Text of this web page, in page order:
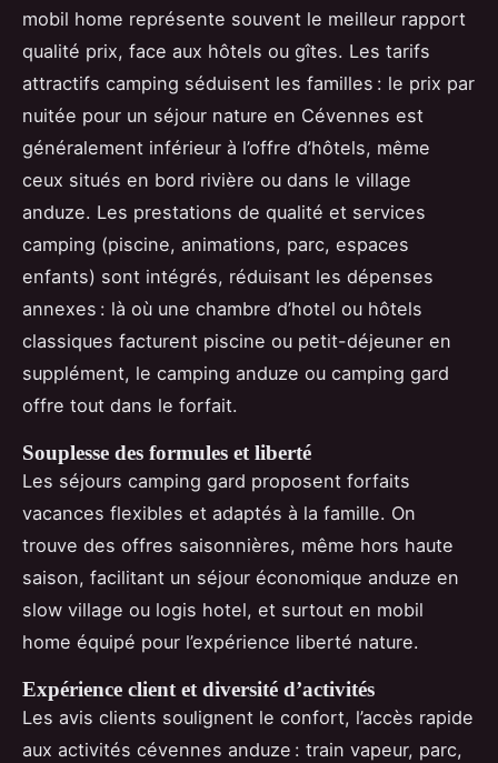
mobil home représente souvent le meilleur rapport
qualité prix, face aux hôtels ou gîtes. Les tarifs
attractifs camping séduisent les familles : le prix par
nuitée pour un séjour nature en Cévennes est
généralement inférieur à l’offre d’hôtels, même
ceux situés en bord rivière ou dans le village
anduze. Les prestations de qualité et services
camping (piscine, animations, parc, espaces
enfants) sont intégrés, réduisant les dépenses
annexes : là où une chambre d’hotel ou hôtels
classiques facturent piscine ou petit-déjeuner en
supplément, le camping anduze ou camping gard
offre tout dans le forfait.
Souplesse des formules et liberté
Les séjours camping gard proposent forfaits
vacances flexibles et adaptés à la famille. On
trouve des offres saisonnières, même hors haute
saison, facilitant un séjour économique anduze en
slow village ou logis hotel, et surtout en mobil
home équipé pour l’expérience liberté nature.
Expérience client et diversité d’activités
Les avis clients soulignent le confort, l’accès rapide
aux activités cévennes anduze : train vapeur, parc,